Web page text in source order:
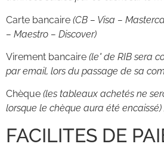
Carte bancaire (CB – Visa –
– Maestro – Discover)
Virement bancaire (le° de RIB sera
par email, lors du passage de sa
Chèque (les tableaux achetés ne
lorsque le chèque aura été encaissé)
FACILITES DE